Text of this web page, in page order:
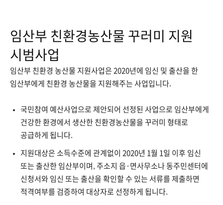
임산부 친환경농산물 꾸러미 지원
시범사업
임산부 친환경 농산물 지원사업은 2020년에 임신 및 출산을 한
임산부에게 친환경 농산물을 지원해주는 사업입니다.
국민참여 예산사업으로 제안되어 선정된 사업으로 임산부에게
건강한 환경에서 생산한 친환경농산물을 꾸러미 형태로
공급하게 됩니다.
지원대상은 소득수준에 관계없이 2020년 1월 1일 이후 임신
또는 출산한 임산부이며, 주소지 읍·면사무소나 동주민센터에
신청서와 임신 또는 출산을 확인할 수 있는 서류를 제출하면
적격여부를 검증하여 대상자로 선정하게 됩니다.